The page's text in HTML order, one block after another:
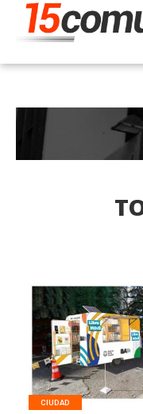
LEER MAS
CIUDAD